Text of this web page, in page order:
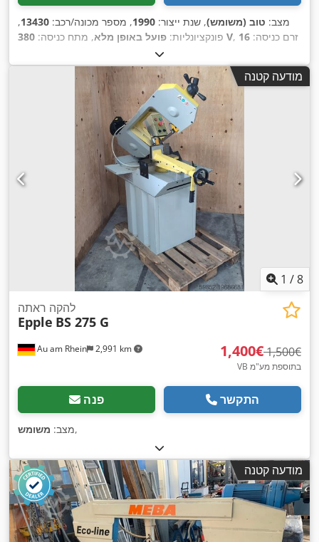
מצב: טוב (משומש), שנת ייצור: 1990, מספר מכונה/רכב: 13430
,
פונקציונליות: פועל באופן מלא, מתח כניסה: 380 V , זרם כניסה: 16
, רוחב חיתוך (מקס.):
הסיבוב:90 °,
מודעה קטנה
1 /8
Au am Rhein 2,991 km
להקה ראתה
Epple BS 275 G
‏1,400 ‏€ ‏1,500 ‏€
VB בתוספת מע"מ
פנה התקשר
מצב: משומש ,
מודעה קטנה